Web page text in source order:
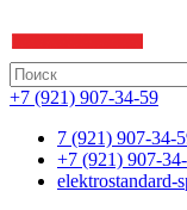
+7 (921) 907-34-59
7 (921) 907-34-
+7 (921) 907-
elektrostandard-